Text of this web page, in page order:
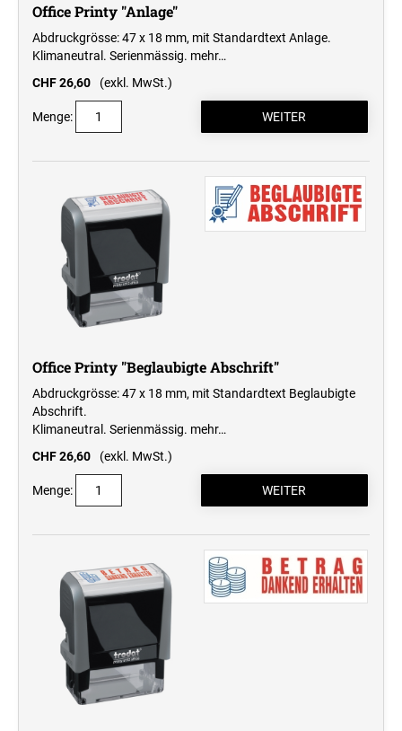
Office Printy "Anlage"
Abdruckgrösse: 47 x 18 mm, mit Standardtext Anlage.
Klimaneutral. Serienmässig. mehr…
CHF 26,60
(exkl. MwSt.)
Menge:
Office Printy "Beglaubigte Abschrift"
Abdruckgrösse: 47 x 18 mm, mit Standardtext Beglaubigte
Abschrift.
Klimaneutral. Serienmässig. mehr…
CHF 26,60
(exkl. MwSt.)
Menge: